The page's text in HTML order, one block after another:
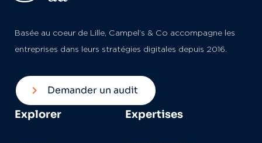
Basée au coeur de Lille, Campel’s & Co accompagne les
entreprises dans leurs stratégies digitales depuis 2016.
Demander un audit
Explorer Expertises